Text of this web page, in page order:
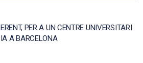
PER A UN CENTRE UNIVERSITARI
A BARCELONA